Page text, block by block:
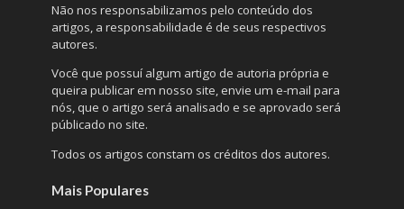
Não nos responsabilizamos pelo conteúdo dos
artigos, a responsabilidade é de seus respectivos
autores.
Você que possuí algum artigo de autoria própria e
queira publicar em nosso site, envie um e-mail para
nós, que o artigo será analisado e se aprovado será
públicado no site.
Todos os artigos constam os créditos dos autores.
Mais Populares